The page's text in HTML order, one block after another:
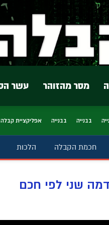
עשר מסר מהזוהר
בבנייה בבנייה אפליקציית קבלה
חכמת הקבלה הלכות
שני לפי חכם